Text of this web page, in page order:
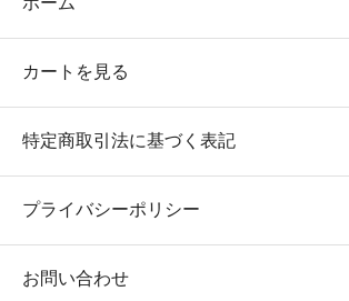
カートを見る
特定商取引法に基づく表記
プライバシーポリシー
お問い合わせ